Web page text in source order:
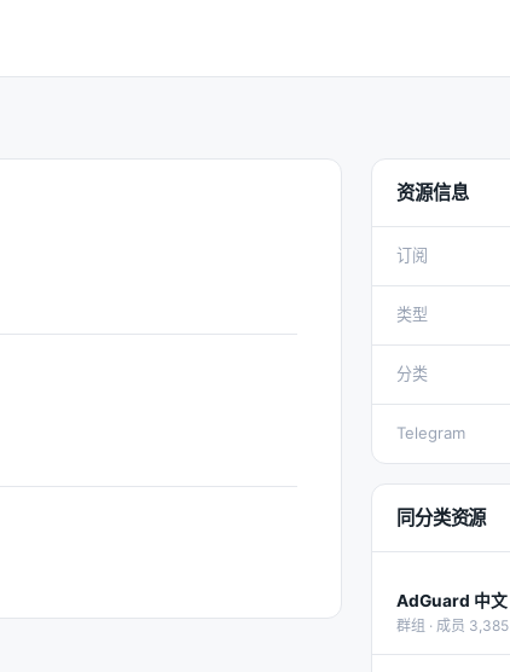
资源信息
订阅
类型
分类
Telegram
同分类资源
AdGuard 中文
群组 · 成员 3,385